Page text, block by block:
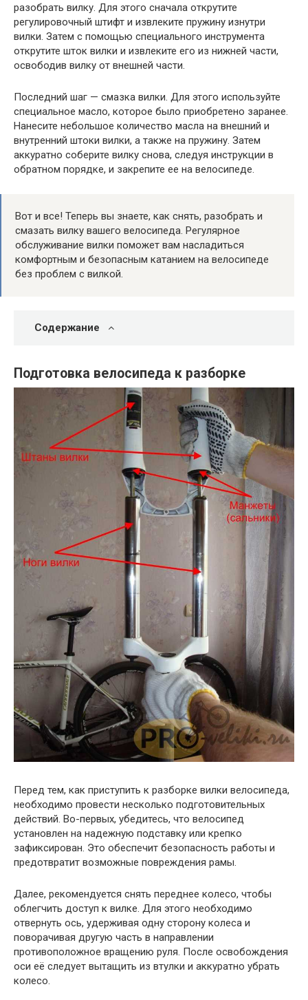
разобрать вилку. Для этого сначала открутите
регулировочный штифт и извлеките пружину изнутри
вилки. Затем с помощью специального инструмента
открутите шток вилки и извлеките его из нижней части,
освободив вилку от внешней части.
Последний шаг — смазка вилки. Для этого используйте
специальное масло, которое было приобретено заранее.
Нанесите небольшое количество масла на внешний и
внутренний штоки вилки, а также на пружину. Затем
аккуратно соберите вилку снова, следуя инструкции в
обратном порядке, и закрепите ее на велосипеде.
Вот и все! Теперь вы знаете, как снять, разобрать и
смазать вилку вашего велосипеда. Регулярное
обслуживание вилки поможет вам насладиться
комфортным и безопасным катанием на велосипеде
без проблем с вилкой.
Содержание
Подготовка велосипеда к разборке
Перед тем, как приступить к разборке вилки велосипеда,
необходимо провести несколько подготовительных
действий. Во-первых, убедитесь, что велосипед
установлен на надежную подставку или крепко
зафиксирован. Это обеспечит безопасность работы и
предотвратит возможные повреждения рамы.
Далее, рекомендуется снять переднее колесо, чтобы
облегчить доступ к вилке. Для этого необходимо
отвернуть ось, удерживая одну сторону колеса и
поворачивая другую часть в направлении
противоположное вращению руля. После освобождения
оси её следует вытащить из втулки и аккуратно убрать
колесо.